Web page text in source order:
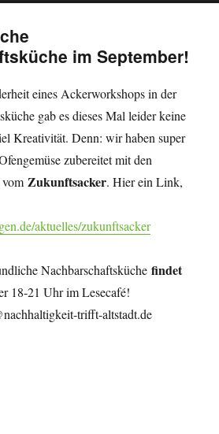
im September!
eines Ackerworkshops in der
gab es dieses Mal leider keine
Kreativität. Denn: wir haben super
zubereitet mit den
Zukunftsacker. Hier ein Link,
aktuelles/zukunftsacker
Nachbarschaftsküche findet
18-21 Uhr im Lesecafé!
trifft-altstadt.de